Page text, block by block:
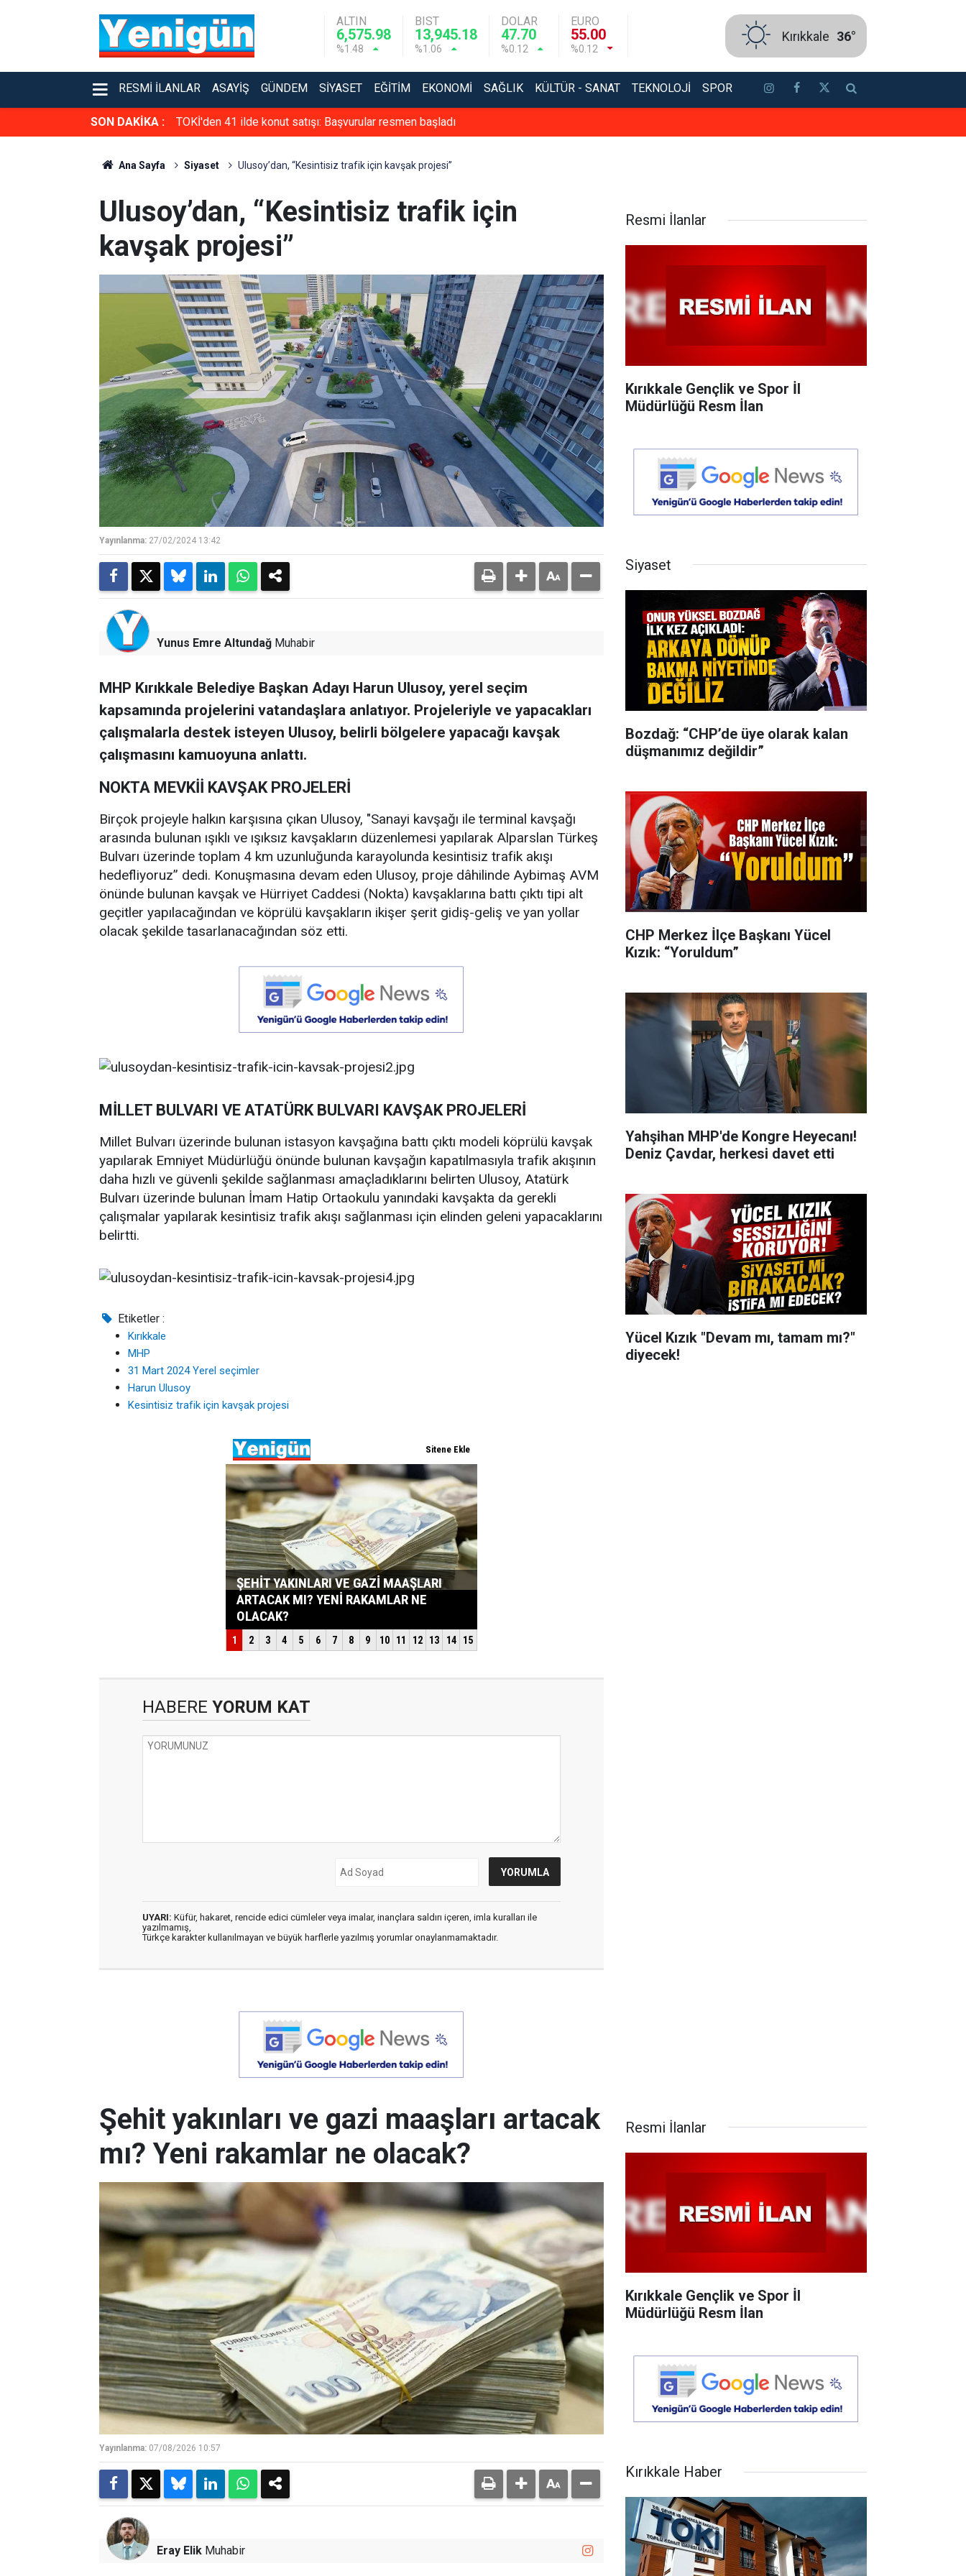
ALTIN
6,575.98
%1.48
BIST
13,945.18
%1.06
DOLAR
47.70
%0.12
EURO
55.00
%0.12
Kırıkkale 36°
RESMI İLANLAR ASAYIŞ GÜNDEM SIYASET EĞITIM EKONOMI SAĞLIK KÜLTÜR - SANAT TEKNOLOJI SPOR
SON DAKİKA : TOKİ'den 41 ilde konut satışı: Başvurular resmen başladı
Ana Sayfa Siyaset Ulusoy’dan, “Kesintisiz trafik için kavşak projesi”
Ulusoy’dan, “Kesintisiz trafik için
kavşak projesi”
Yayınlanma: 27/02/2024 13:42
Yunus Emre Altundağ Muhabir
MHP Kırıkkale Belediye Başkan Adayı Harun Ulusoy, yerel seçim
kapsamında projelerini vatandaşlara anlatıyor. Projeleriyle ve yapacakları
çalışmalarla destek isteyen Ulusoy, belirli bölgelere yapacağı kavşak
çalışmasını kamuoyuna anlattı.
NOKTA MEVKİİ KAVŞAK PROJELERİ
Birçok projeyle halkın karşısına çıkan Ulusoy, "Sanayi kavşağı ile terminal kavşağı
arasında bulunan ışıklı ve ışıksız kavşakların düzenlemesi yapılarak Alparslan Türkeş
Bulvarı üzerinde toplam 4 km uzunluğunda karayolunda kesintisiz trafik akışı
hedefliyoruz” dedi. Konuşmasına devam eden Ulusoy, proje dâhilinde Aybimaş AVM
önünde bulunan kavşak ve Hürriyet Caddesi (Nokta) kavşaklarına battı çıktı tipi alt
geçitler yapılacağından ve köprülü kavşakların ikişer şerit gidiş-geliş ve yan yollar
olacak şekilde tasarlanacağından söz etti.
MİLLET BULVARI VE ATATÜRK BULVARI KAVŞAK PROJELERİ
Millet Bulvarı üzerinde bulunan istasyon kavşağına battı çıktı modeli köprülü kavşak
yapılarak Emniyet Müdürlüğü önünde bulunan kavşağın kapatılmasıyla trafik akışının
daha hızlı ve güvenli şekilde sağlanması amaçladıklarını belirten Ulusoy, Atatürk
Bulvarı üzerinde bulunan İmam Hatip Ortaokulu yanındaki kavşakta da gerekli
çalışmalar yapılarak kesintisiz trafik akışı sağlanması için elinden geleni yapacaklarını
belirtti.
Etiketler :
Kırıkkale
MHP
31 Mart 2024 Yerel seçimler
Harun Ulusoy
Kesintisiz trafik için kavşak projesi
HABERE YORUM KAT
UYARI: Küfür, hakaret, rencide edici cümleler veya imalar, inançlara saldırı içeren, imla kuralları ile
yazılmamış,
Türkçe karakter kullanılmayan ve büyük harflerle yazılmış yorumlar onaylanmamaktadır.
Resmi İlanlar
Kırıkkale Gençlik ve Spor İl
Müdürlüğü Resm İlan
Siyaset
Bozdağ: “CHP’de üye olarak kalan
düşmanımız değildir”
CHP Merkez İlçe Başkanı Yücel
Kızık: “Yoruldum”
Yahşihan MHP'de Kongre Heyecanı!
Deniz Çavdar, herkesi davet etti
Yücel Kızık "Devam mı, tamam mı?"
diyecek!
Şehit yakınları ve gazi maaşları artacak
mı? Yeni rakamlar ne olacak?
Yayınlanma: 07/08/2026 10:57
Eray Elik Muhabir
Resmi İlanlar
Kırıkkale Gençlik ve Spor İl
Müdürlüğü Resm İlan
Kırıkkale Haber